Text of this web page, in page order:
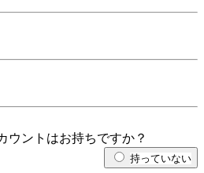
ウントはお持ちですか？
持っていない